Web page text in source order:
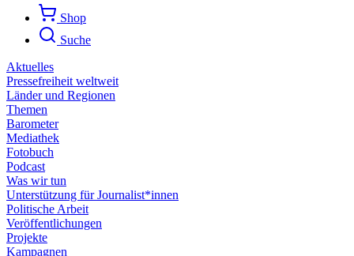
Shop
Suche
Aktuelles
Pressefreiheit weltweit
Länder und Regionen
Themen
Barometer
Mediathek
Fotobuch
Podcast
Was wir tun
Unterstützung für Journalist*innen
Politische Arbeit
Veröffentlichungen
Projekte
Kampagnen